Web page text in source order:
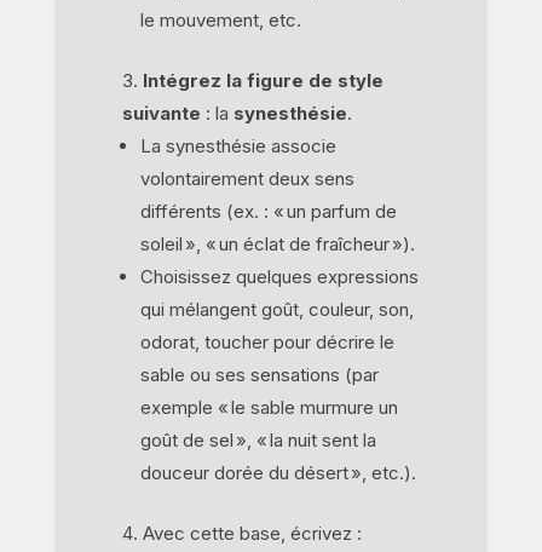
le mouvement, etc.
Intégrez la figure de style
suivante : la synesthésie.
La synesthésie associe
volontairement deux sens
différents (ex. : « un parfum de
soleil », « un éclat de fraîcheur »).
Choisissez quelques expressions
qui mélangent goût, couleur, son,
odorat, toucher pour décrire le
sable ou ses sensations (par
exemple « le sable murmure un
goût de sel », « la nuit sent la
douceur dorée du désert », etc.).
Avec cette base, écrivez :